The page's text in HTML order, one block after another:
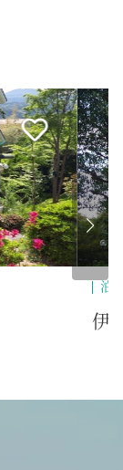
間劇場